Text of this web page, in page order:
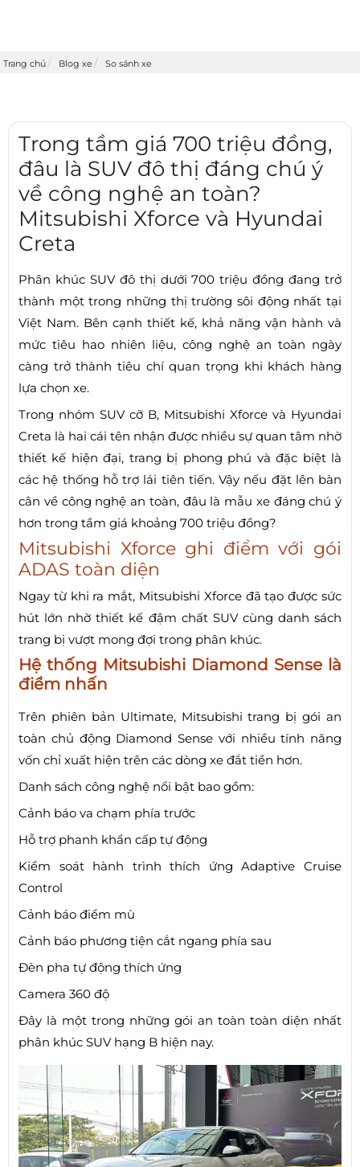
Trang chủ Blog xe So sánh xe
Trong tầm giá 700 triệu đồng,
đâu là SUV đô thị đáng chú ý
về công nghệ an toàn?
Mitsubishi Xforce và Hyundai
Creta
Phân khúc SUV đô thị dưới 700 triệu đồng đang trở
thành một trong những thị trường sôi động nhất tại
Việt Nam. Bên cạnh thiết kế, khả năng vận hành và
mức tiêu hao nhiên liệu, công nghệ an toàn ngày
càng trở thành tiêu chí quan trọng khi khách hàng
lựa chọn xe.
Trong nhóm SUV cỡ B, Mitsubishi Xforce và Hyundai
Creta là hai cái tên nhận được nhiều sự quan tâm nhờ
thiết kế hiện đại, trang bị phong phú và đặc biệt là
các hệ thống hỗ trợ lái tiên tiến. Vậy nếu đặt lên bàn
cân về công nghệ an toàn, đâu là mẫu xe đáng chú ý
hơn trong tầm giá khoảng 700 triệu đồng?
Mitsubishi Xforce ghi điểm với gói
ADAS toàn diện
Ngay từ khi ra mắt, Mitsubishi Xforce đã tạo được sức
hút lớn nhờ thiết kế đậm chất SUV cùng danh sách
trang bị vượt mong đợi trong phân khúc.
Hệ thống Mitsubishi Diamond Sense là
điểm nhấn
Trên phiên bản Ultimate, Mitsubishi trang bị gói an
toàn chủ động Diamond Sense với nhiều tính năng
vốn chỉ xuất hiện trên các dòng xe đắt tiền hơn.
Danh sách công nghệ nổi bật bao gồm:
Cảnh báo va chạm phía trước
Hỗ trợ phanh khẩn cấp tự động
Kiểm soát hành trình thích ứng Adaptive Cruise
Control
Cảnh báo điểm mù
Cảnh báo phương tiện cắt ngang phía sau
Đèn pha tự động thích ứng
Camera 360 độ
Đây là một trong những gói an toàn toàn diện nhất
phân khúc SUV hạng B hiện nay.